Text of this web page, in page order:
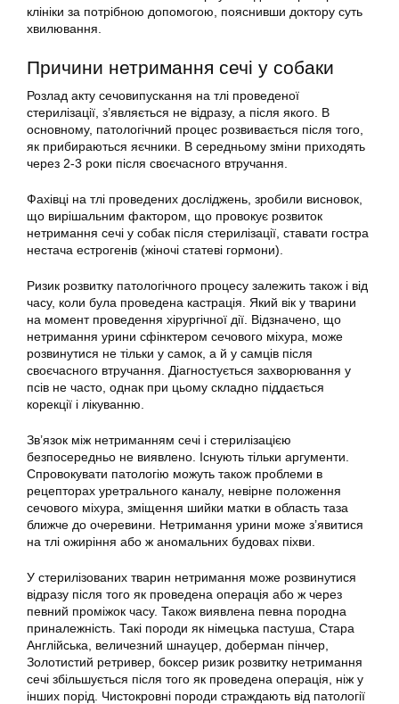
клініки за потрібною допомогою, пояснивши доктору суть
хвилювання.
Причини нетримання сечі у собаки
Розлад акту сечовипускання на тлі проведеної
стерилізації, з’являється не відразу, а після якого. В
основному, патологічний процес розвивається після того,
як прибираються яєчники. В середньому зміни приходять
через 2-3 роки після своєчасного втручання.
Фахівці на тлі проведених досліджень, зробили висновок,
що вирішальним фактором, що провокує розвиток
нетримання сечі у собак після стерилізації, ставати гостра
нестача естрогенів (жіночі статеві гормони).
Ризик розвитку патологічного процесу залежить також і від
часу, коли була проведена кастрація. Який вік у тварини
на момент проведення хірургічної дії. Відзначено, що
нетримання урини сфінктером сечового міхура, може
розвинутися не тільки у самок, а й у самців після
своєчасного втручання. Діагностується захворювання у
псів не часто, однак при цьому складно піддається
корекції і лікуванню.
Зв’язок між нетриманням сечі і стерилізацією
безпосередньо не виявлено. Існують тільки аргументи.
Спровокувати патологію можуть також проблеми в
рецепторах уретрального каналу, невірне положення
сечового міхура, зміщення шийки матки в область таза
ближче до очеревини. Нетримання урини може з’явитися
на тлі ожиріння або ж аномальних будовах піхви.
У стерилізованих тварин нетримання може розвинутися
відразу після того як проведена операція або ж через
певний проміжок часу. Також виявлена певна породна
приналежність. Такі породи як німецька пастуша, Стара
Англійська, величезний шнауцер, доберман пінчер,
Золотистий ретривер, боксер ризик розвитку нетримання
сечі збільшується після того як проведена операція, ніж у
інших порід. Чистокровні породи страждають від патології